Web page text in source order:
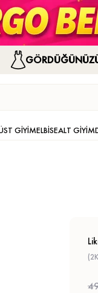
GİYİMELBİSEALT GİYİM